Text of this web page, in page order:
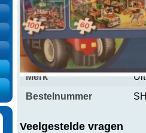
Productspecificaties
Merk
Bestelnummer
Veelgestelde vragen